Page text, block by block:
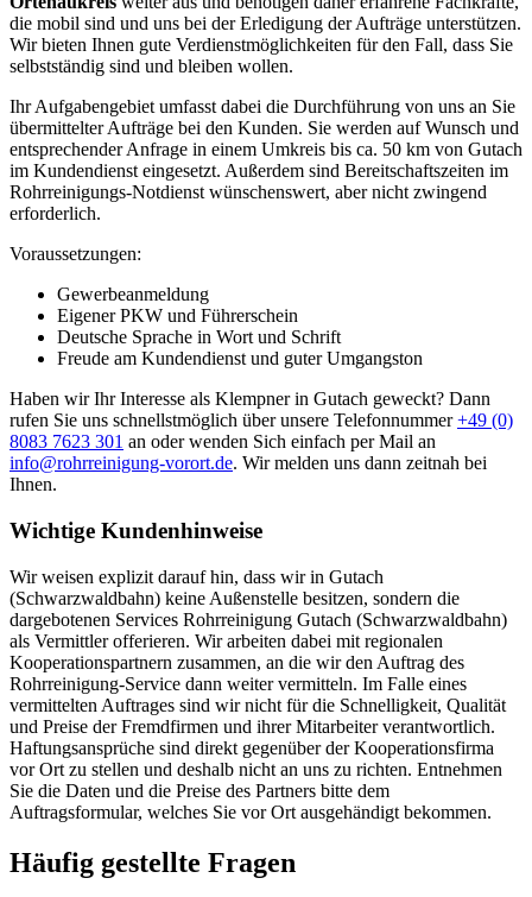
Wir weisen explizit darauf hin, dass wir in Gutach
(Schwarzwaldbahn) keine Außenstelle besitzen, sondern die
dargebotenen Services Rohrreinigung Gutach (Schwarzwaldbahn)
als Vermittler offerieren. Wir arbeiten dabei mit regionalen
Kooperationspartnern zusammen, an die wir den Auftrag des
Rohrreinigung-Service dann weiter vermitteln. Im Falle eines
vermittelten Auftrages sind wir nicht für die Schnelligkeit, Qualität
und Preise der Fremdfirmen und ihrer Mitarbeiter verantwortlich.
Haftungsansprüche sind direkt gegenüber der Kooperationsfirma
vor Ort zu stellen und deshalb nicht an uns zu richten. Entnehmen
Sie die Daten und die Preise des Partners bitte dem
Auftragsformular, welches Sie vor Ort ausgehändigt bekommen.
Häufig gestellte Fragen
Was tun, wenn der Abfluss verstopft ist?
Bei einer leichten Verstopfung hilft oft schon eine Saugglocke oder
eine Reinigungsspirale. Verzichten Sie dabei auf aggressive
Chemikalien, da diese Ihre Rohre auf Dauer schädigen können.
Lässt sich das Problem so nicht beheben oder tritt bereits Wasser
aus, rufen Sie am besten direkt unsere 24h-Hotline an – wir
Ihrer Nähe.
Wo finde ich eine Rohrreinigung in der Nähe?
Als Vermittler ist es unsere Aufgabe, für Sie die passende
Rohrreinigungsfirma in der Nähe oder aus Ihrer Region zu finden.
Kontaktieren Sie uns einfach über das Formular oder unsere
Hotline, und wir stellen den Kontakt zu einem geeigneten
Kooperationspartner für Sie her.
Was kostet eine Abflussreinigung in Gutach (Schwarzwaldbahn)?
Die Kosten für eine Abflussreinigung in Gutach
(Schwarzwaldbahn) hängen vom Aufwand, der Ursache der
Vermittler auftreten, nennt Ihnen der zuständige Partner vor Ort ein
transparentes Angebot, bevor die Arbeiten beginnen.